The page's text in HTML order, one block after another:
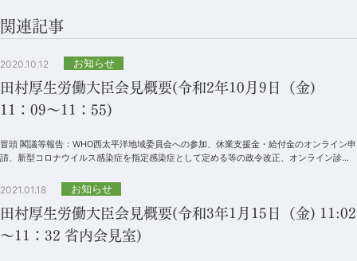
関連記事
2020.10.12 お知らせ
田村厚生労働大臣会見概要(令和2年10月9日（金)
11：09～11：55)
冒頭 閣議等報告：WHO西太平洋地域委員会への参加、休業支援金・給付金のオンライン申
請、新型コロナウイルス感染症を指定感染症として定める等の政令改正、オンライン診療
2021.01.18 お知らせ
田村厚生労働大臣会見概要(令和3年1月15日（金) 11:02
～11：32 省内会見室)